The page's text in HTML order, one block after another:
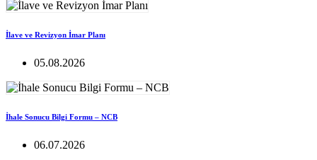
İlave ve Revizyon İmar Planı
05.08.2026
İhale Sonucu Bilgi Formu – NCB
06.07.2026